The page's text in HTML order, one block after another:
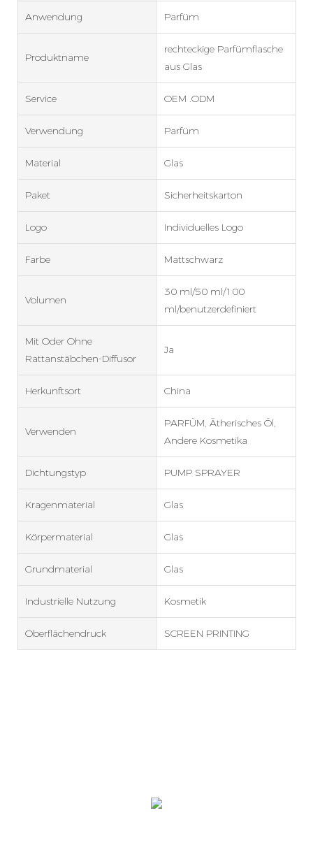
Anwendung Parfüm
Produktname
rechteckige Parfümflasche
aus Glas
Service OEM .ODM
Verwendung Parfüm
Material Glas
Paket Sicherheitskarton
Logo Individuelles Logo
Farbe Mattschwarz
Volumen
30 ml/50 ml/100
ml/benutzerdefiniert
Mit Oder Ohne
Rattanstäbchen-Diffusor
Ja
Herkunftsort China
Verwenden
PARFÜM, Ätherisches Öl,
Andere Kosmetika
Dichtungstyp PUMP SPRAYER
Kragenmaterial Glas
Körpermaterial Glas
Grundmaterial Glas
Industrielle Nutzung Kosmetik
Oberflächendruck SCREEN PRINTING